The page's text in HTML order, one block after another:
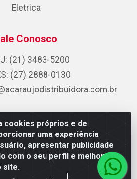
cookies próprios e de
uma experiência
apresentar publicidade
com o seu perfil e melhorar a
site.
Eletrica
Conosco
(21) 3483-5200
(27) 2888-0130
- Rua Carneiro de Campos, 42 -
de Janeiro/RJ - CEP 20.920-410 -
08.744.753/0003-85